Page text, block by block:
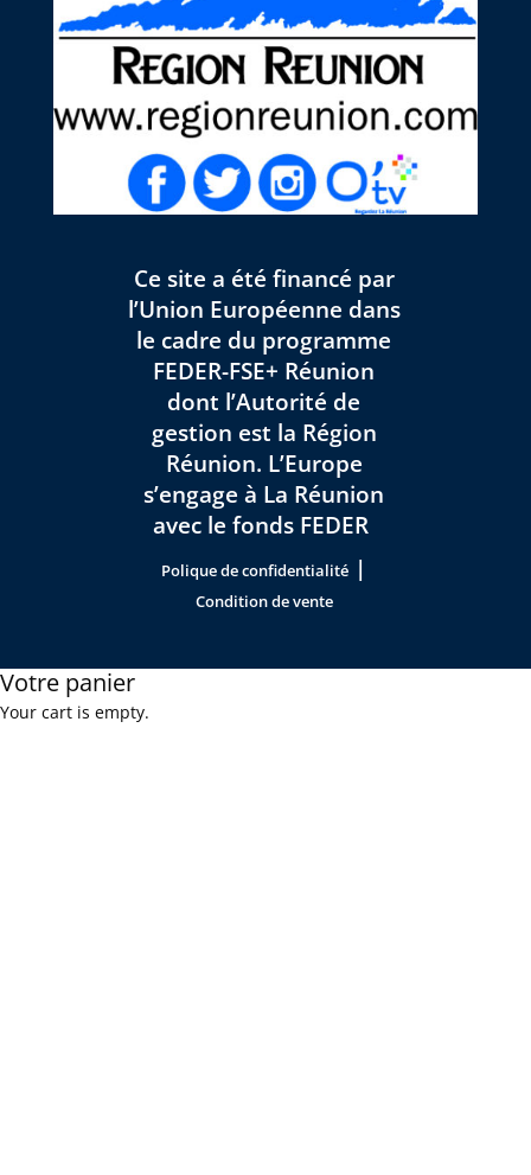
Ce site a été financé par
l’Union Européenne dans
le cadre du programme
FEDER-FSE+ Réunion
dont l’Autorité de
gestion est la Région
Réunion. L’Europe
s’engage à La Réunion
avec le fonds FEDER
Polique de confidentialité |
Condition de vente
Votre panier
Your cart is empty.